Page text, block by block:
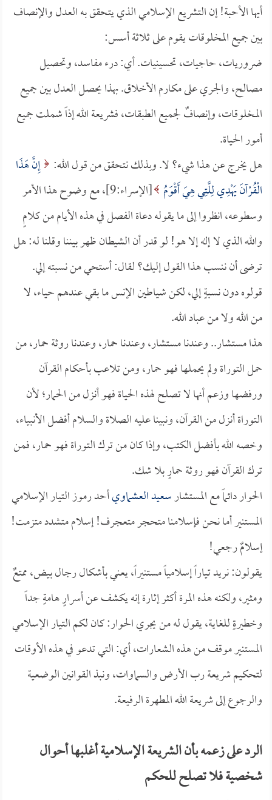
أيها الأحبة! إن التشريع الإسلامي الذي يتحقق به العدل والإنصاف
بين جميع المخلوقات يقوم على ثلاثة أسس:
ضروريات، حاجيات، تحسينيات. أي: درء مفاسد، وتحصيل
مصالح، والجري على مكارم الأخلاق. بهذا يحصل العدل بين جميع
المخلوقات، وإنصافٌ لجميع الطبقات، فشريعة الله إذاً شملت جميع
أمور الحياة.
هل يخرج عن هذا شيء؟ لا. وبذلك نتحقق من قول الله: إِنَّ هَذَا
الْقُرْآنَ يَهْدِي لِلَّتِي هِيَ أَقْوَمُ
[الإسراء:9]، مع وضوح هذا الأمر
وسطوعه، انظروا إلى ما يقوله دعاة الفصل في هذه الأيام من كلامٍ
والله الذي لا إله إلا هو! لو قدر أن الشيطان ظهر بيننا وقلنا له: هل
ترضى أن ننسب هذا القول إليك؟ لقال: أستحي من نسبته إلي.
قولوه دون نسبةٍ إلي، لكن شياطين الإنس ما بقي عندهم حياء، لا
من الله ولا من عباد الله.
هذا مستشار.. وعندنا مستشار، وعندنا حمار، وعندنا روثة حمار، من
حمل التوراة ولم يحملها فهو حمار، ومن تلاعب بأحكام القرآن
ورفضها وزعم أنها لا تصلح لهذه الحياة فهو أنزل من الحمار؛ لأن
التوراة أنزل من القرآن، ونبينا عليه الصلاة والسلام أفضل الأنبياء،
وخصه الله بأفضل الكتب، وإذا كان من ترك التوراة فهو حمار، فمن
ترك القرآن فهو روثة حمارٍ بلا شك.
الحوار دائماً مع المستشارسعيد العشماويأحد رموز التيار الإسلامي
المستنير أما نحن فإسلامنا متحجر متعجرف! إسلام متشدد متزمت!
إسلامٌ رجعي!
يقولون: نريد تياراً إسلامياً مستنيراً، يعني بأشكال رجال بيض، ممتعٌ
ومثير، ولكنه هذه المرة أكثر إثارة إنه يكشف عن أسرارٍ هامةٍ جداً
وخطيرةٍ للغاية، يقول له من يجري الحوار: كان لكم التيار الإسلامي
المستنير موقف من هذه الشعارات، أي: التي تدعو في هذه الأوقات
لتحكيم شريعة رب الأرض والسماوات، ونبذ القوانين الوضعية
والرجوع إلى شريعة الله المطهرة الرفيعة.
الرد على زعمه بأن الشريعة الإسلامية أغلبها أحوال
شخصية فلا تصلح للحكم